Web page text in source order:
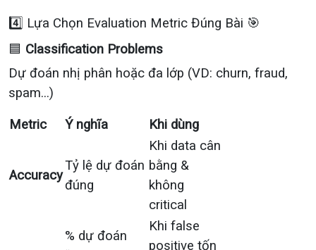
4️⃣ Lựa Chọn Evaluation Metric Đúng Bài 🎯
🟦 Classification Problems
Dự đoán nhị phân hoặc đa lớp (VD: churn, fraud,
spam...)
Metric Ý nghĩa Khi dùng
Accuracy
Tỷ lệ dự đoán
đúng
Khi data cân
bằng &
không
critical
% dự đoán
Khi false
positive tốn